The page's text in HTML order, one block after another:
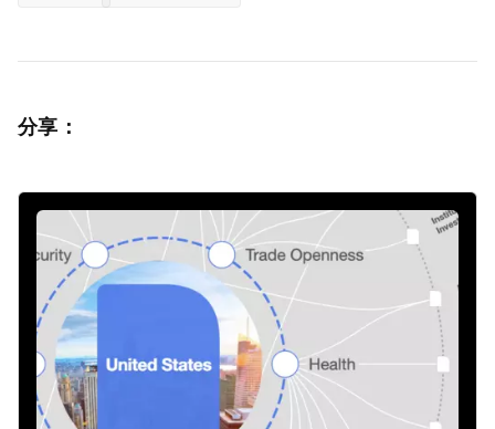
分享：